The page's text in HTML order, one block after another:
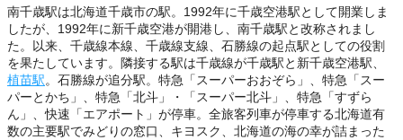
南千歳駅は北海道千歳市の駅。1992年に千歳空港駅として開業しま
したが、1992年に新千歳空港が開港し、南千歳駅と改称されまし
た。以来、千歳線本線、千歳線支線、石勝線の起点駅としての役割
を果たしています。隣接する駅は千歳線が千歳駅と新千歳空港駅、
植苗駅。石勝線が追分駅。特急「スーパーおおぞら」、特急「スー
パーとかち」、特急「北斗」・「スーパー北斗」、特急「すずら
ん」、快速「エアポート」が停車。全旅客列車が停車する北海道有
数の主要駅でみどりの窓口、キヨスク、北海道の海の幸が詰まった